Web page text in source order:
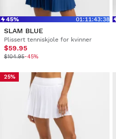
45% 01 :11 :43:37
SLAM BLUE
Plissert tenniskjole for kvinner
$59.95
$104.95-45%
25%